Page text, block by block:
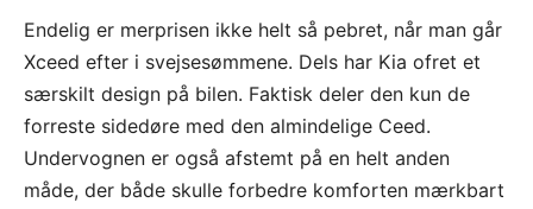
Endelig er merprisen ikke helt så pebret, når man går
Xceed efter i svejsesømmene. Dels har Kia ofret et
særskilt design på bilen. Faktisk deler den kun de
forreste sidedøre med den almindelige Ceed.
Undervognen er også afstemt på en helt anden
måde, der både skulle forbedre komforten mærkbart